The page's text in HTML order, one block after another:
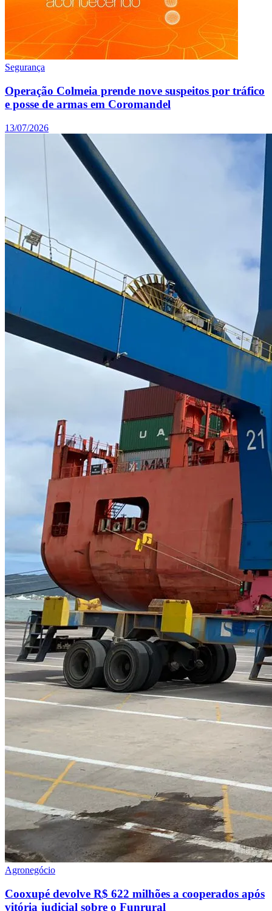
Segurança
Operação Colmeia prende nove suspeitos por tráfico
e posse de armas em Coromandel
13/07/2026
Agronegócio
Cooxupé devolve R$ 622 milhões a cooperados após
vitória judicial sobre o Funrural